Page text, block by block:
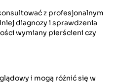
z profesjonalnym
diagnozy i sprawdzenia
wymiany pierścieni czy
i mogą różnić się w